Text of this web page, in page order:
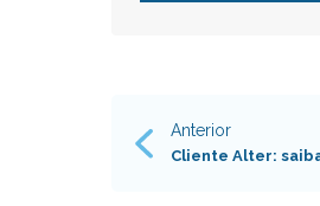
Navegação
Anterior
Cliente Alter: